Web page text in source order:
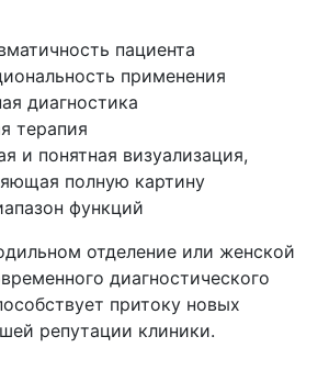
пациента
применения
диагностика
терапия
и понятная визуализация,
полную картину
функций
отделение или женской
диагностического
притоку новых
репутации клиники.